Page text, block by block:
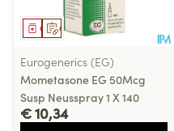
Op voorschrift
Geneesmiddel
Eurogenerics (EG)
Mometasone EG 50Mcg
Susp Neusspray 1 X 140
€ 10,34